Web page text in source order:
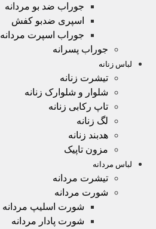
جوراب ضد بو مردانه
اسپری ضدبو کفش
جوراب اسپرت مردانه
جوراب پسرانه
لباس زنانه
تیشرت زنانه
شلوار و شلوارک زنانه
تاپ رکابی زنانه
لگ زنانه
هدبند زنانه
مزون تاپیک
لباس مردانه
تیشرت مردانه
شورت مردانه
شورت اسلیپ مردانه
شورت پادار مردانه